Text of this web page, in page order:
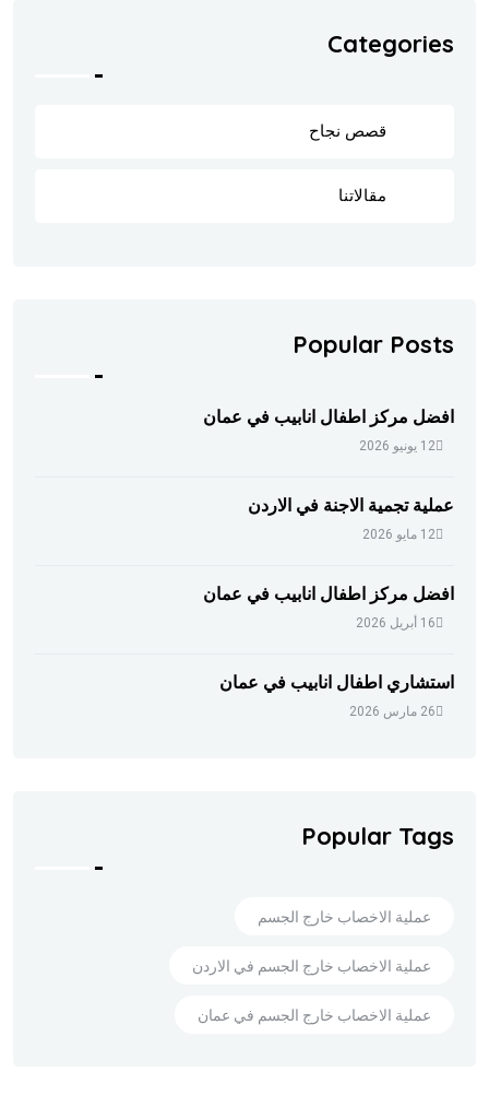
Categories
قصص نجاح
مقالاتنا
Popular Posts
افضل مركز اطفال انابيب في عمان
12 يونيو 2026
عملية تجمية الاجنة في الاردن
12 مايو 2026
افضل مركز اطفال انابيب في عمان
16 أبريل 2026
استشاري اطفال انابيب في عمان
26 مارس 2026
Popular Tags
عملية الاخصاب خارج الجسم
عملية الاخصاب خارج الجسم في الاردن
عملية الاخصاب خارج الجسم في عمان